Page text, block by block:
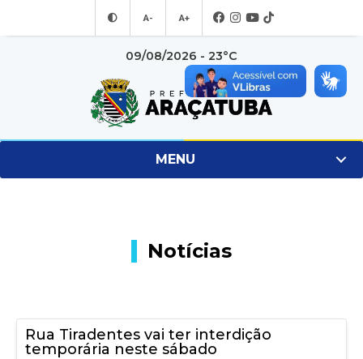
A- A+
09/08/2026 - 23°C
MENU
Notícias
Rua Tiradentes vai ter interdição
temporária neste sábado